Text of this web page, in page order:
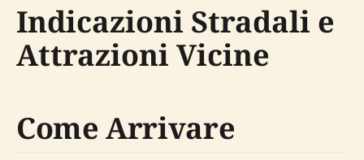
Indicazioni Stradali e
Attrazioni Vicine
Come Arrivare